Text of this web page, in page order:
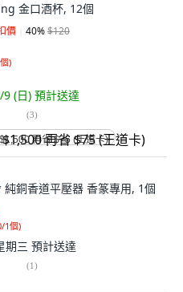
金口酒杯, 12個
價 40%$120
)
9 (日) 預計送達
(3)
再省 $75 (王道卡)
純銅香道平壓器 香篆專用, 1個
1個)
期三 預計送達
(1)